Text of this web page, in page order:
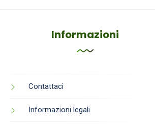
Informazioni
Contattaci
Informazioni legali